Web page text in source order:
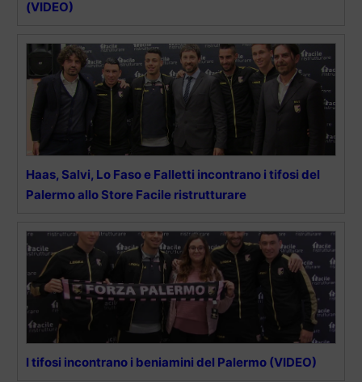
(VIDEO)
Haas, Salvi, Lo Faso e Falletti incontrano i tifosi del
Palermo allo Store Facile ristrutturare
I tifosi incontrano i beniamini del Palermo (VIDEO)